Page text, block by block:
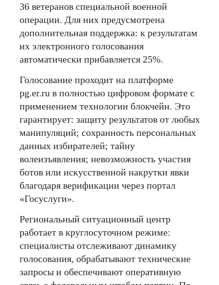
36 ветеранов специальной военной
операции. Для них предусмотрена
дополнительная поддержка: к результатам
их электронного голосования
автоматически прибавляется 25%.
Голосование проходит на платформе
pg.er.ru в полностью цифровом формате с
применением технологии блокчейн. Это
гарантирует: защиту результатов от любых
манипуляций; сохранность персональных
данных избирателей; тайну
волеизъявления; невозможность участия
ботов или искусственной накрутки явки
благодаря верификации через портал
«Госуслуги».
Региональный ситуационный центр
работает в круглосуточном режиме:
специалисты отслеживают динамику
голосования, обрабатывают технические
запросы и обеспечивают оперативную